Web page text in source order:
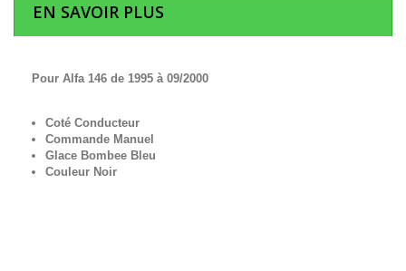
EN SAVOIR PLUS
Pour Alfa 146 de 1995 à 09/2000
Coté Conducteur
Commande Manuel
Glace Bombee Bleu
Couleur Noir